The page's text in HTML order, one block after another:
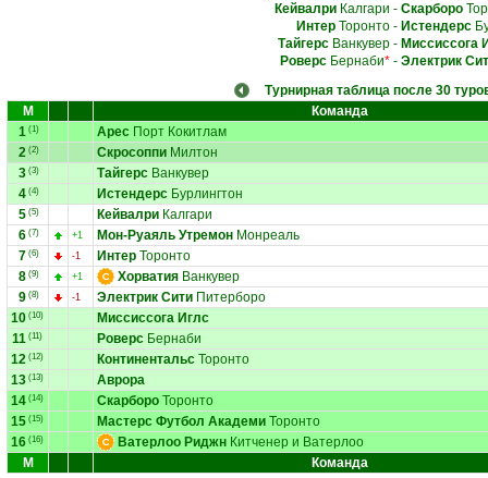
КейвалриКалгари - Скарборо
ИнтерТоронто- Истендерс
ТайгерсВанкувер- Миссиссога
РоверсБернаби*- Электрик
Турнирная таблица после 30
М
Команда
1 (1) Арес Порт Кокитлам
2 (2) Скросоппи Милтон
3 (3) Тайгерс Ванкувер
4 (4) Истендерс Бурлингтон
5 (5) Кейвалри Калгари
6 (7) +1 Мон-Руаяль Утремон Монреаль
7 (6) -1 Интер Торонто
8 (9) +1 Хорватия Ванкувер
9 (8) -1 Электрик Сити Питерборо
10 (10)
Миссиссога Иглс
11 (11) Роверс Бернаби
12 (12) Континентальс Торонто
13 (13)
Аврора
14 (14) Скарборо Торонто
15 (15) Мастерс Футбол Академи Торонто
16 (16) Ватерлоо Риджн Китченер и Ватерлоо
М
Команда